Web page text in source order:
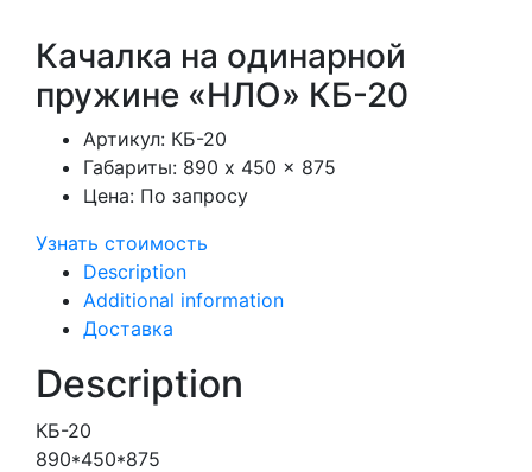
Качалка на одинарной
пружине «НЛО» КБ-20
Артикул: КБ-20
Габариты: 890 x 450 x 875
Цена: По запросу
Узнать стоимость
Description
Additional information
Доставка
Description
КБ-20
890*450*875